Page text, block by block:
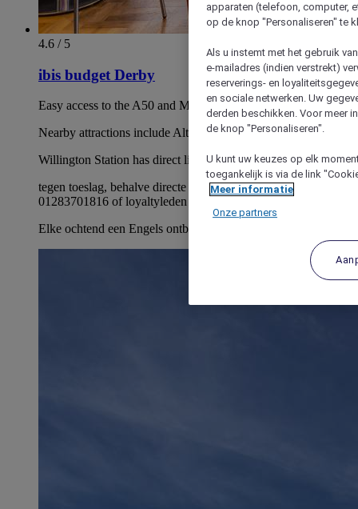
4.6 / 5
ibis budget Derby
Easy access to the A50 and M1 motorway
Nearby attractions include Alton Towers and Drayton Manor
Willington Station has direct links to Derby and Nottingham
tegen toeslag, behalve directe boekingen bij hotel via
01283701816 of loyaltyleden
Elke ochtend een Engels ontbijtbuffet
apparaten (telefoon, computer,
op de knop "Personaliseren" te
Als u instemt met het gebruik
e-mailadres (indien verstrekt)
reserverings- en
en sociale netwerken. Uw
derden beschikken. Voor meer
de knop "Personaliseren".
U kunt uw keuzes op elk
toegankelijk is via de link
Meer informatie
Onze partners